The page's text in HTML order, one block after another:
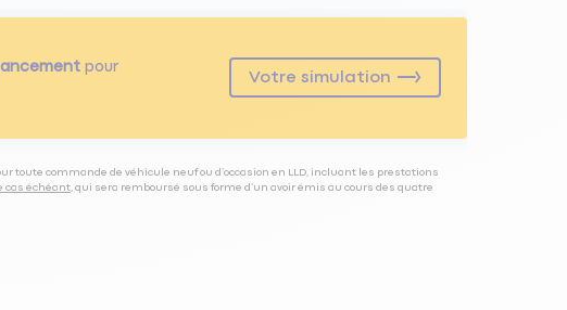
pour
Votre simulation
toute commande de véhicule neuf ou d’occasion en LLD, incluant les prestations
cas échéant , qui sera remboursé sous forme d’un avoir émis au cours des quatre